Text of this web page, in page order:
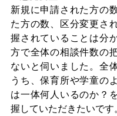
新規に申請された方の
た方の数、区分変更さ
握されていることは分
方で全体の相談件数の
ないと伺いました。全
うち、保育所や学童の
は一体何人いるのか？
握していただきたいです。